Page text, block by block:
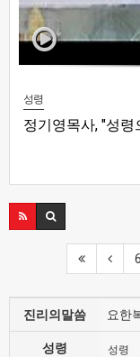
성령
정기영목사, "성
6
진리의말씀 요한
성령 성령